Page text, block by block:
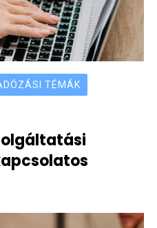
TÉMÁK